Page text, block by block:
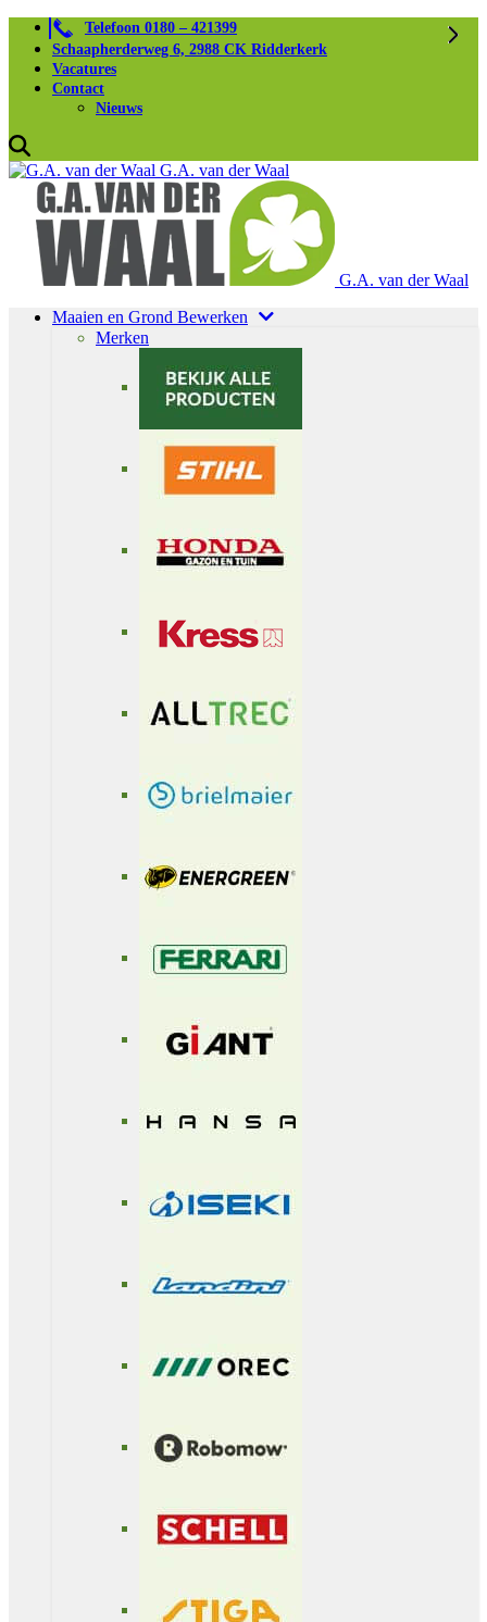
Telefoon 0180 – 421399
Schaapherderweg 6, 2988 CK Ridderkerk
Vacatures
Contact
Nieuws
G.A. van der Waal
G.A. van der Waal
Maaien en Grond Bewerken
Merken